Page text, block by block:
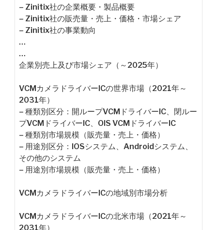
– Zinitix社の企業概要・製品概要
– Zinitix社の販売量・売上・価格・市場シェア
– Zinitix社の事業動向
…
…
企業別売上及び市場シェア（～2025年）
VCMカメラドライバーICの世界市場（2021年～
2031年）
– 種類別区分：開ループVCMドライバーIC、閉ルー
プVCMドライバーIC、OIS VCMドライバーIC
– 種類別市場規模（販売量・売上・価格）
– 用途別区分：IOSシステム、Androidシステム、
その他のシステム
– 用途別市場規模（販売量・売上・価格）
VCMカメラドライバーICの地域別市場分析
VCMカメラドライバーICの北米市場（2021年～
2031年）